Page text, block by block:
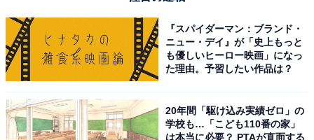
『スパイダーマン：ブランド・
ニュー・デイ』が「史上もっと
も優しいヒーロー映画」になっ
た理由。予習したい作品は？
20年間「駆け込み実績ゼロ」の
学校も…「こども110番の家」
は本当に必要？ PTAが直面する